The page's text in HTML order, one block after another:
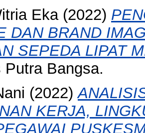
Eka(2022)
DAN BRAND
SEPEDA LIPAT
Putra Bangsa.
(2022)
KERJA,